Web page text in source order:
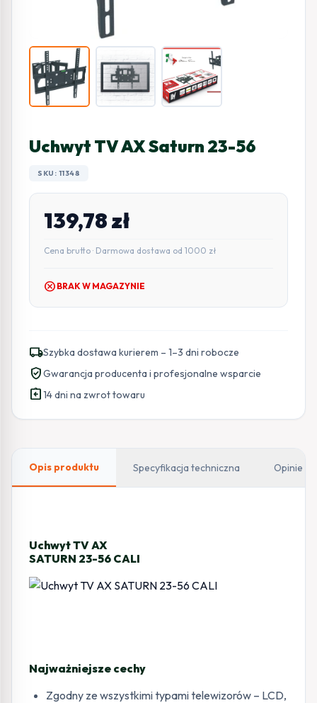
Uchwyt TV AX Saturn 23-56
SKU: 11348
139,78zł
Cena brutto · Darmowa dostawa od 1000 zł
cancel BRAK W MAGAZYNIE
local_shippingSzybka dostawa kurierem – 1–3 dni robocze
verified_userGwarancja producenta i profesjonalne wsparcie
assignment_return14 dni na zwrot towaru
Opis produktu Specyfikacja techniczna Opinie
Uchwyt TV AX
SATURN 23-56 CALI
Najważniejsze cechy
Zgodny ze wszystkimi typami telewizorów – LCD,